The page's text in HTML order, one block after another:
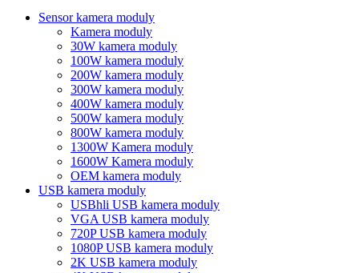
Sensor kamera moduly
Kamera moduly
30W kamera moduly
100W kamera moduly
200W kamera moduly
300W kamera moduly
400W kamera moduly
500W kamera moduly
800W kamera moduly
1300W Kamera moduly
1600W Kamera moduly
OEM kamera moduly
USB kamera moduly
USBhli USB kamera moduly
VGA USB kamera moduly
720P USB kamera moduly
1080P USB kamera moduly
2K USB kamera moduly